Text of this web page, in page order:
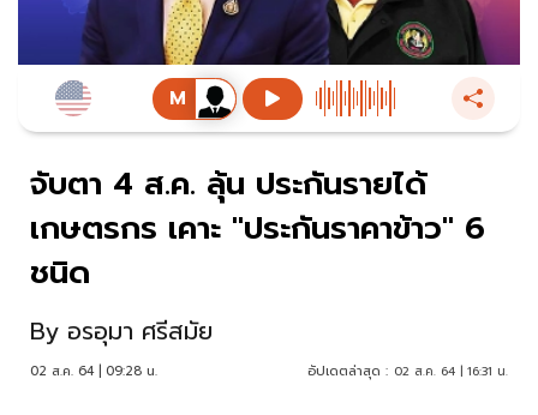
จับตา 4 ส.ค. ลุ้น ประกันรายได้
เกษตรกร เคาะ "ประกันราคาข้าว" 6
ชนิด
By อรอุมา ศรีสมัย
02 ส.ค. 64 | 09:28 น. อัปเดตล่าสุด : 02 ส.ค. 64 | 16:31 น.